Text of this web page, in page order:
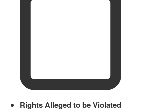
Rights Alleged to be Violated